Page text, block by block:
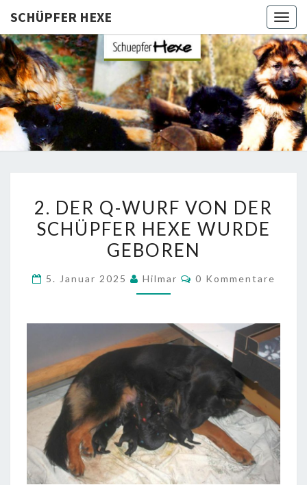
SCHÜPFER HEXE
HEXE
Langhaar
Schäferhunde
Von Den
Schüpfer
Hexen
DER
Q-
WURF
DER
HEXE
WURDE
2. DER Q-WURF VON DER
SCHÜPFER HEXE WURDE
GEBOREN
5. Januar 2025 Hilmar Kommentare
0 Kommentare